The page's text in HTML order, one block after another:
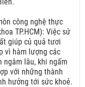
công nghệ thực
TP.HCM): Việc sử
giúp củ quả tươi
vì hàm lượng các
ngâm lâu, khi ngấm
với những thành
hưởng tới sức khoẻ.